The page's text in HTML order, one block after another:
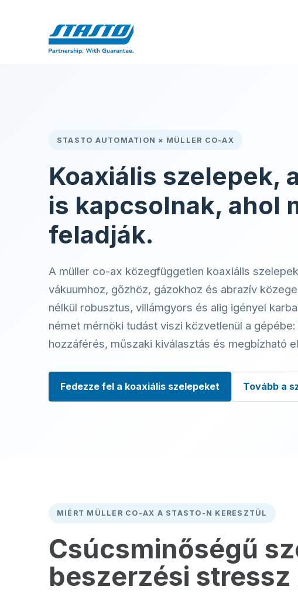
STASTO AUTOMATION × MÜLLER CO-AX
Koaxiális szelepek,
is kapcsolnak, ahol
feladják.
A müller co-ax közegfüggetlen koaxiális
vákuumhoz, gőzhöz, gázokhoz és abrazív
nélkül robusztus, villámgyors és alig igényel
német mérnöki tudást viszi közvetlenül a
hozzáférés, műszaki kiválasztás és megbízható
Fedezze fel a koaxiális szelepeket Tovább a
MIÉRT MÜLLER CO-AX A STASTO-N KERESZTÜL
Csúcsminőségű
beszerzési